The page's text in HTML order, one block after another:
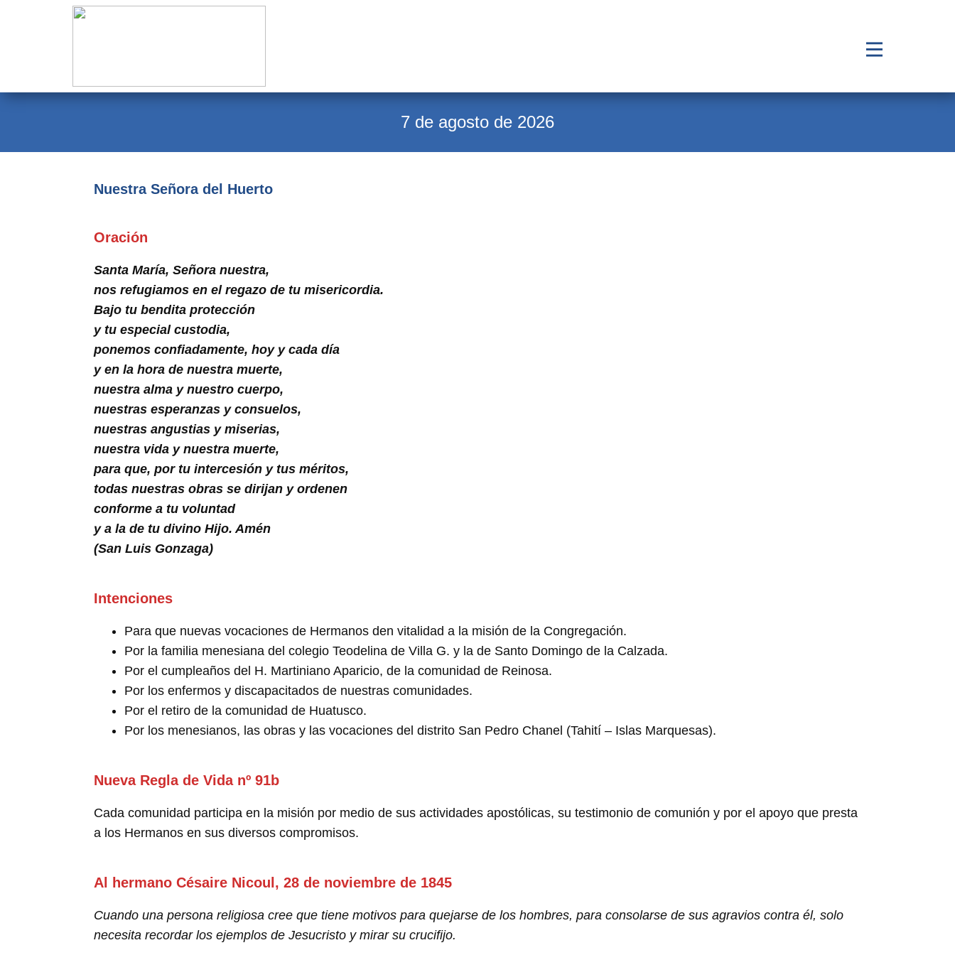
Calendario
Pastoral Vocacional
7 de agosto de 2026
Nuestra Señora del Huerto
Oración
Santa María, Señora nuestra,
nos refugiamos en el regazo de tu misericordia.
Bajo tu bendita protección
y tu especial custodia,
ponemos confiadamente, hoy y cada día
y en la hora de nuestra muerte,
nuestra alma y nuestro cuerpo,
nuestras esperanzas y consuelos,
nuestras angustias y miserias,
nuestra vida y nuestra muerte,
para que, por tu intercesión y tus méritos,
todas nuestras obras se dirijan y ordenen
conforme a tu voluntad
y a la de tu divino Hijo. Amén
(San Luis Gonzaga)
Intenciones
Para que nuevas vocaciones de Hermanos den vitalidad a la misión de la Congregación.
Por la familia menesiana del colegio Teodelina de Villa G. y la de Santo Domingo de la Calzada.
Por el cumpleaños del H. Martiniano Aparicio, de la comunidad de Reinosa.
Por los enfermos y discapacitados de nuestras comunidades.
Por el retiro de la comunidad de Huatusco.
Por los menesianos, las obras y las vocaciones del distrito San Pedro Chanel (Tahití – Islas Marquesas).
Nueva Regla de Vida nº 91b
Cada comunidad participa en la misión por medio de sus actividades apostólicas, su testimonio de comunión y por el apoyo que presta
a los Hermanos en sus diversos compromisos.
Al hermano Césaire Nicoul, 28 de noviembre de 1845
Cuando una persona religiosa cree que tiene motivos para quejarse de los hombres, para consolarse de sus agravios contra él, solo
necesita recordar los ejemplos de Jesucristo y mirar su crucifijo.